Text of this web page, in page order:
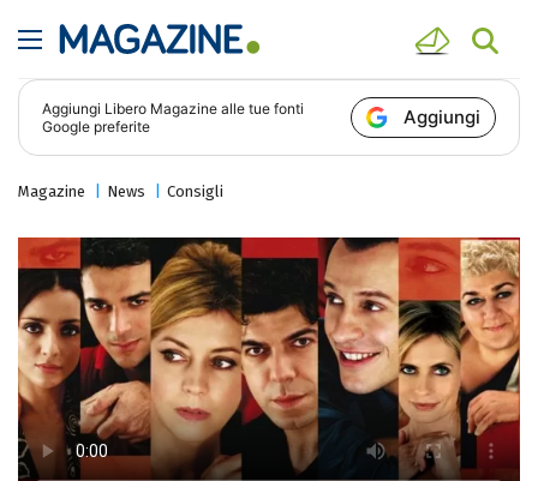
Aggiungi Libero Magazine alle tue fonti
Google preferite
Aggiungi
Magazine News Consigli